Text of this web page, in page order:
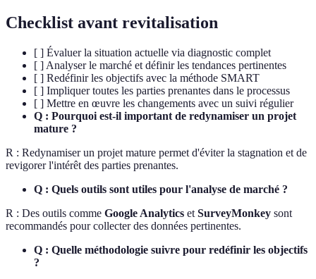
Checklist avant revitalisation
[ ] Évaluer la situation actuelle via diagnostic complet
[ ] Analyser le marché et définir les tendances pertinentes
[ ] Redéfinir les objectifs avec la méthode SMART
[ ] Impliquer toutes les parties prenantes dans le processus
[ ] Mettre en œuvre les changements avec un suivi régulier
Q : Pourquoi est-il important de redynamiser un projet
mature ?
R : Redynamiser un projet mature permet d'éviter la stagnation et de
revigorer l'intérêt des parties prenantes.
Q : Quels outils sont utiles pour l'analyse de marché ?
R : Des outils comme Google Analytics et SurveyMonkey sont
recommandés pour collecter des données pertinentes.
Q : Quelle méthodologie suivre pour redéfinir les objectifs
?